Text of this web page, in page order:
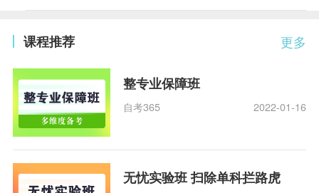
更多
课程推荐
整专业保障班
自考365 2022-01-16
无忧实验班 扫除单科拦路虎